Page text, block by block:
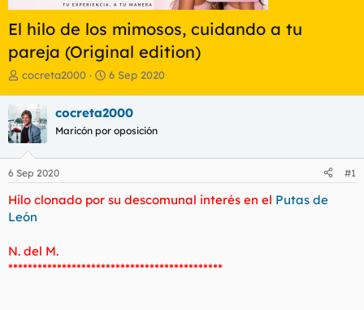
El hilo de los mimosos, cuidando a tu
pareja (Original edition)
I
c
i
a
d
o
d
e
t
e
cocreta2000
F
h
a
e
i
6 Sep 2020
cocreta2000
Maricón por oposición
6 Sep 2020 #1
Hilo clonado por su descomunal interés en el Putas de
León
N. del M.
********************************************